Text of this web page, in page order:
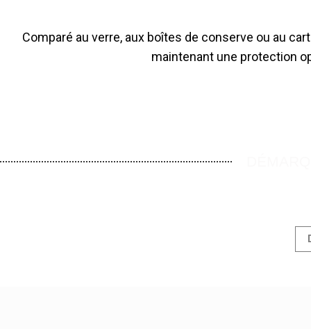
Comparé au verre, aux boîtes de conserve ou au
maintenant une protection